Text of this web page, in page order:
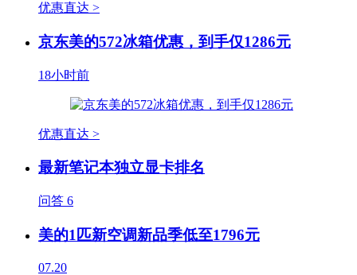
优惠直达 >
京东美的572冰箱优惠，到手仅1286元
18小时前
优惠直达 >
最新笔记本独立显卡排名
问答 6
美的1匹新空调新品季低至1796元
07.20